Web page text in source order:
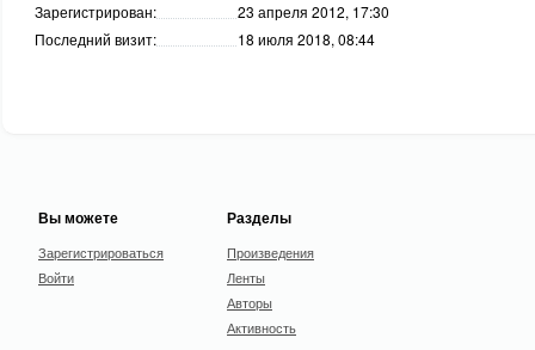
Зарегистрирован:
23 апреля 2012, 17:30
Последний визит:
18 июля 2018, 08:44
Вы можете
Зарегистрироваться
Войти
Разделы
Произведения
Ленты
Авторы
Активность